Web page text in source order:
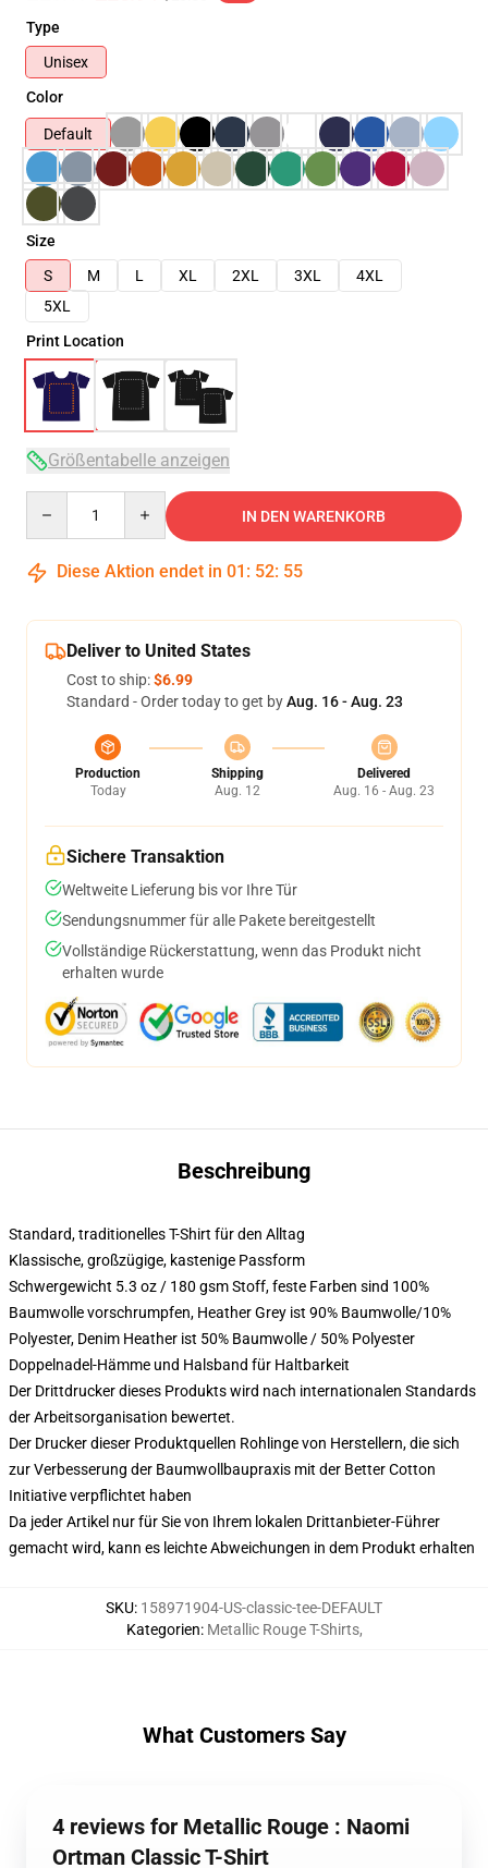
Type
Unisex
Color
Default
Size
S
M L XL 2XL 3XL
4XL
5XL
Print Location
Größentabelle anzeigen
IN DEN WARENKORB
Diese Aktion endet in 01 : 52: 54
Deliver to United States
Cost to ship:$6.99
Standard - Order today to get byAug. 16 - Aug. 23
Production
Today
Shipping
Aug. 12
Delivered
Aug. 16 - Aug. 23
Sichere Transaktion
Weltweite Lieferung bis vor Ihre Tür
Sendungsnummer für alle Pakete bereitgestellt
Vollständige Rückerstattung, wenn das Produkt nicht
erhalten wurde
Beschreibung
Standard, traditionelles T-Shirt für den Alltag
Klassische, großzügige, kastenige Passform
Schwergewicht 5.3 oz / 180 gsm Stoff, feste Farben sind 100%
Baumwolle vorschrumpfen, Heather Grey ist 90% Baumwolle/10%
Polyester, Denim Heather ist 50% Baumwolle / 50% Polyester
Doppelnadel-Hämme und Halsband für Haltbarkeit
Der Drittdrucker dieses Produkts wird nach internationalen Standards
der Arbeitsorganisation bewertet.
Der Drucker dieser Produktquellen Rohlinge von Herstellern, die sich
zur Verbesserung der Baumwollbaupraxis mit der Better Cotton
Initiative verpflichtet haben
Da jeder Artikel nur für Sie von Ihrem lokalen Drittanbieter-Führer
gemacht wird, kann es leichte Abweichungen in dem Produkt erhalten
SKU: 158971904-US-classic-tee-DEFAULT
Kategorien: Metallic Rouge T-Shirts,
What Customers Say
4 reviews for Metallic Rouge : Naomi
Ortman Classic T-Shirt